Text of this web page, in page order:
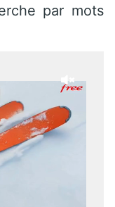
par mots